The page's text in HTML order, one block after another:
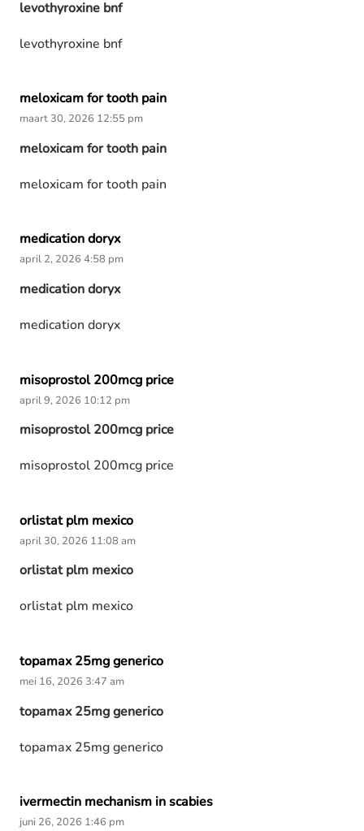
levothyroxine bnf
levothyroxine bnf
meloxicam for tooth pain
maart 30, 2026 12:55 pm
meloxicam for tooth pain
meloxicam for tooth pain
medication doryx
april 2, 2026 4:58 pm
medication doryx
medication doryx
misoprostol 200mcg price
april 9, 2026 10:12 pm
misoprostol 200mcg price
misoprostol 200mcg price
orlistat plm mexico
april 30, 2026 11:08 am
orlistat plm mexico
orlistat plm mexico
topamax 25mg generico
mei 16, 2026 3:47 am
topamax 25mg generico
topamax 25mg generico
ivermectin mechanism in scabies
juni 26, 2026 1:46 pm